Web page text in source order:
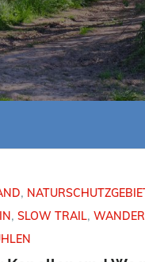
SLOW TRAIL